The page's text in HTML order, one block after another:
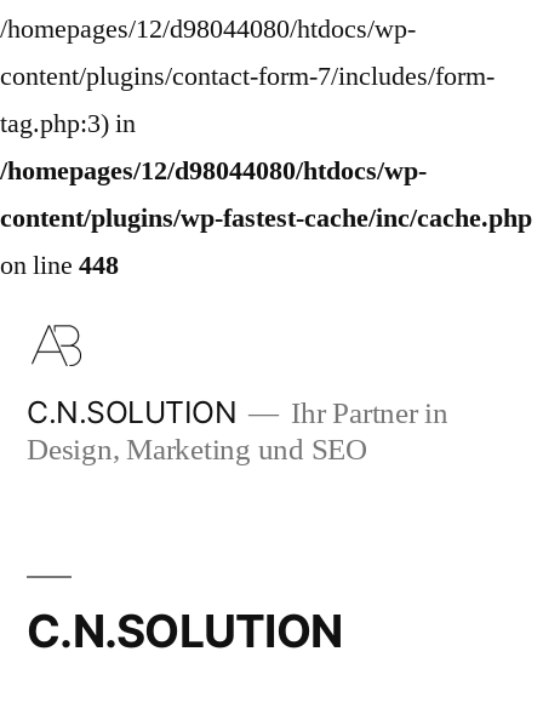
/homepages/12/d98044080/htdocs/wp-
content/plugins/contact-form-7/includes/form-
tag.php:3) in
/homepages/12/d98044080/htdocs/wp-
content/plugins/wp-fastest-cache/inc/cache.php
on line 448
Inhalt
springen
C.N.SOLUTION
Ihr Partner in
Design, Marketing und SEO
C.N.SOLUTION